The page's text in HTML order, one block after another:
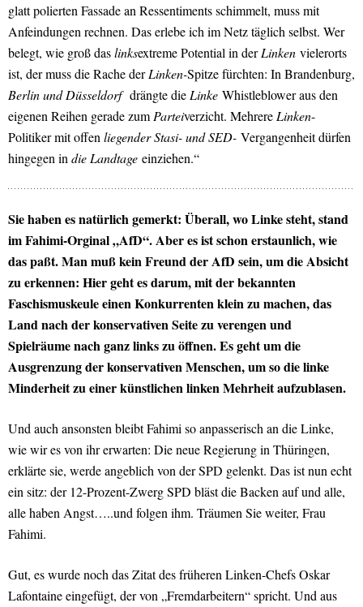
glatt polierten Fassade an Ressentiments schimmelt, muss mit
Anfeindungen rechnen. Das erlebe ich im Netz täglich selbst. Wer
belegt, wie groß daslinksextreme Potential in derLinken vielerorts
ist, der muss die Rache derLinken-Spitze fürchten: In Brandenburg,
Berlin und Düsseldorf drängte die Linke Whistleblower aus den
eigenen Reihen gerade zum Parteiverzicht. Mehrere Linken-
Politiker mit offen liegender Stasi- und SED- Vergangenheit dürfen
hingegen in die Landtage einziehen.“
Sie haben es natürlich gemerkt: Überall, wo Linke steht, stand
im Fahimi-Orginal „AfD“. Aber es ist schon erstaunlich, wie
das paßt. Man muß kein Freund der AfD sein, um die Absicht
zu erkennen: Hier geht es darum, mit der bekannten
Faschismuskeule einen Konkurrenten klein zu machen, das
Land nach der konservativen Seite zu verengen und
Spielräume nach ganz links zu öffnen. Es geht um die
Ausgrenzung der konservativen Menschen, um so die linke
Minderheit zu einer künstlichen linken Mehrheit aufzublasen.
Und auch ansonsten bleibt Fahimi so anpasserisch an die Linke,
wie wir es von ihr erwarten: Die neue Regierung in Thüringen,
erklärte sie, werde angeblich von der SPD gelenkt. Das ist nun echt
ein sitz: der 12-Prozent-Zwerg SPD bläst die Backen auf und alle,
alle haben Angst…..und folgen ihm. Träumen Sie weiter, Frau
Fahimi.
Gut, es wurde noch das Zitat des früheren Linken-Chefs Oskar
Lafontaine eingefügt, der von „Fremdarbeitern“ spricht. Und aus